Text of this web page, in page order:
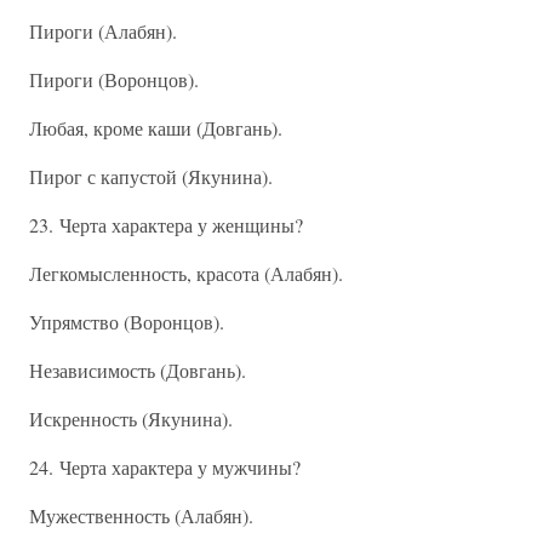
Пироги (Алабян).
Пироги (Воронцов).
Любая, кроме каши (Довгань).
Пирог с капустой (Якунина).
23. Черта характера у женщины?
Легкомысленность, красота (Алабян).
Упрямство (Воронцов).
Независимость (Довгань).
Искренность (Якунина).
24. Черта характера у мужчины?
Мужественность (Алабян).